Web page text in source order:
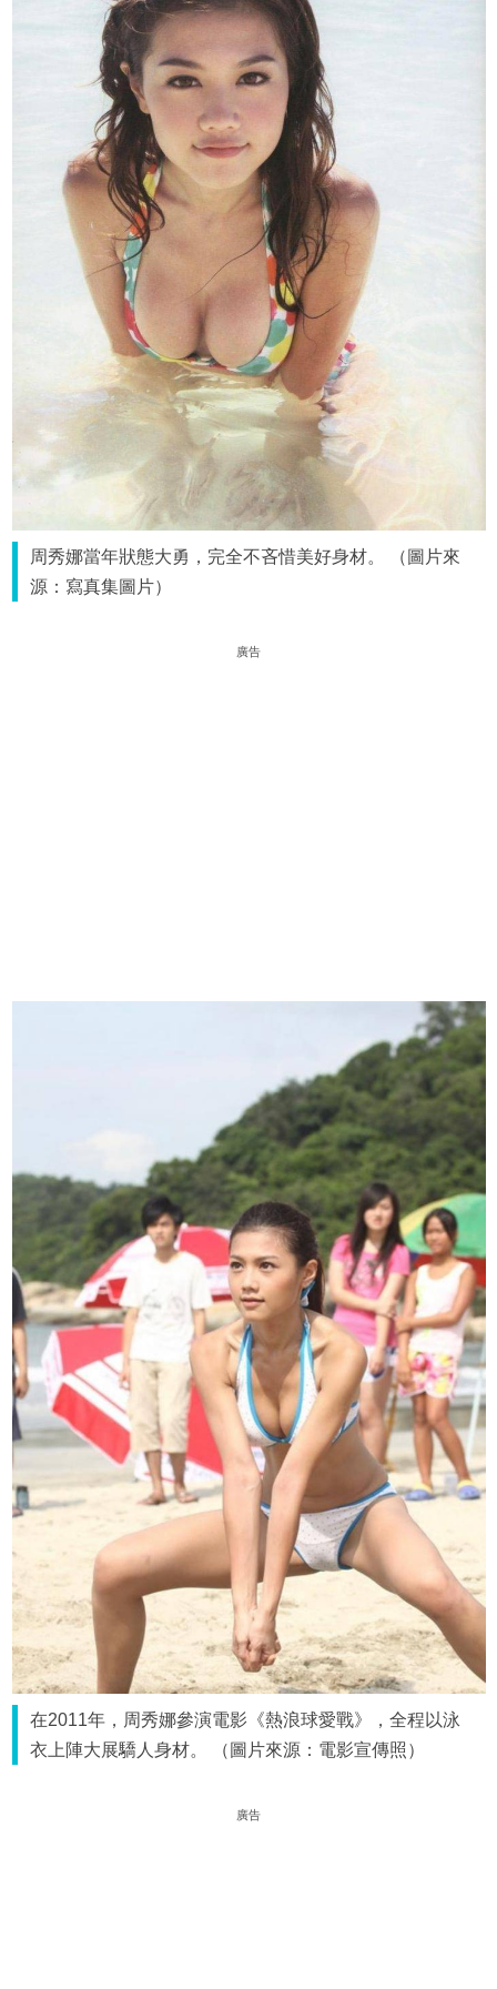
周秀娜當年狀態大勇，完全不吝惜美好身材。 （圖片來
源：寫真集圖片）
廣告
在2011年，周秀娜參演電影《熱浪球愛戰》，全程以泳
衣上陣大展驕人身材。 （圖片來源：電影宣傳照）
廣告